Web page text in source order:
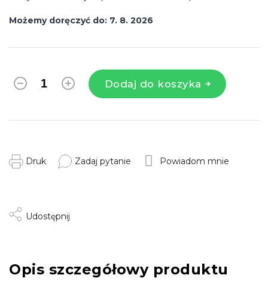
Możemy doręczyć do: 7. 8. 2026
Dodaj do koszyka
Druk Zadaj pytanie Powiadom mnie
Udostępnij
Opis szczegółowy produktu